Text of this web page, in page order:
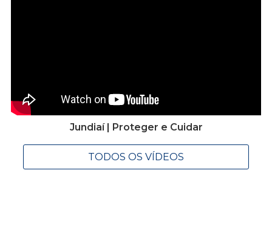
Jundiaí | Proteger e Cuidar
TODOS OS VÍDEOS